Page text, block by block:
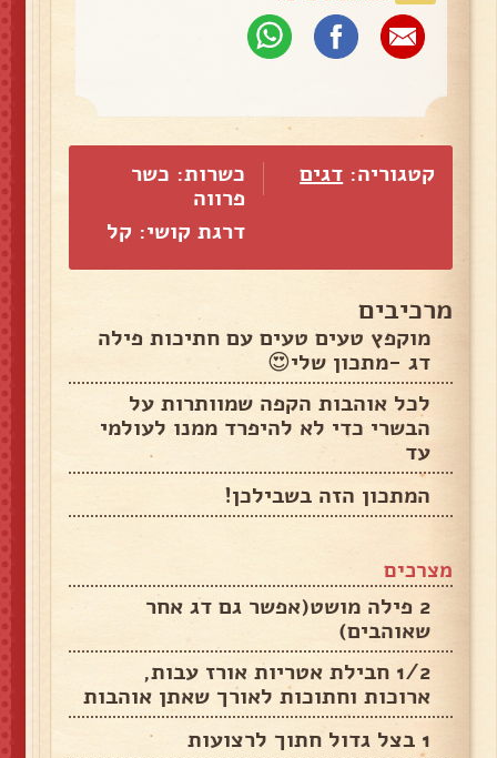
קטגוריה: דגים
כשרות: כשר
פרווה
דרגת קושי: קל
מרכיבים
מוקפץ טעים טעים עם חתיכות פילה
דג -מתכון שלי😍
לכל אוהבות הקפה שמוותרות על
הבשרי כדי לא להיפרד ממנו לעולמי
עד
המתכון הזה בשבילכן!
מצרכים
2 פילה מושט‏(אפשר גם דג אחר
שאוהבים‏)
1/2 חבילת אטריות אורז עבות,
ארוכות וחתוכות לאורך שאתן אוהבות
1 בצל גדול חתוך לרצועות